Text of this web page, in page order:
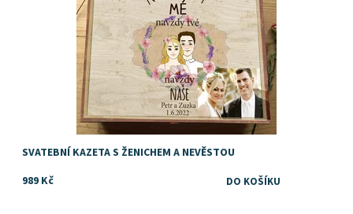
SVATEBNÍ KAZETA S ŽENICHEM A NEVĚSTOU
989 Kč